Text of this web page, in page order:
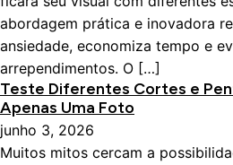
abordagem prática e inovadora
ansiedade, economiza tempo e
arrependimentos. O […]
Teste Diferentes Cortes e
Apenas Uma Foto
junho 3, 2026
Muitos mitos cercam a